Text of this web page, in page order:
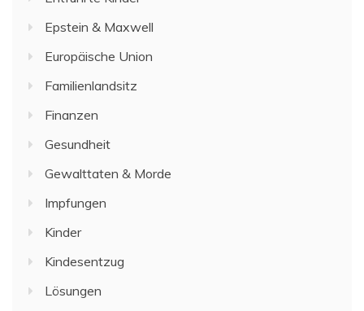
Epstein & Maxwell
Europäische Union
Familienlandsitz
Finanzen
Gesundheit
Gewalttaten & Morde
Impfungen
Kinder
Kindesentzug
Lösungen